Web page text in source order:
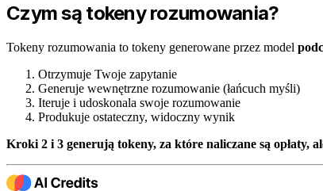
Czym są tokeny rozumowania?
Tokeny rozumowania to tokeny generowane przez model
Otrzymuje Twoje zapytanie
Generuje wewnętrzne rozumowanie (łańcuch myśli)
Iteruje i udoskonala swoje rozumowanie
Produkuje ostateczny, widoczny wynik
Kroki 2 i 3 generują tokeny, za które naliczane są opłaty,